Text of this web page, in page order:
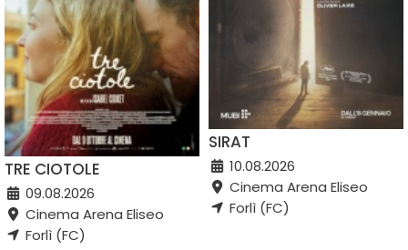
TRE CIOTOLE
09.08.2026
Cinema Arena Eliseo
Forlì (FC)
SIRAT
10.08.2026
Cinema Arena Eliseo
Forlì (FC)